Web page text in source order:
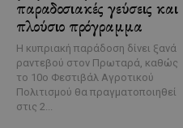
παραδοσιακές γεύσεις και
πλούσιο πρόγραμμα
Η κυπριακή παράδοση δίνει ξανά
ραντεβού στον Πρωταρά, καθώς
το 10ο Φεστιβάλ Αγροτικού
Πολιτισμού θα πραγματοποιηθεί
στις 2...